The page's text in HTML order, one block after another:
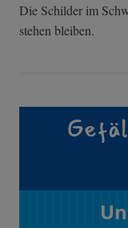
Die Schilder im
stehen bleiben.